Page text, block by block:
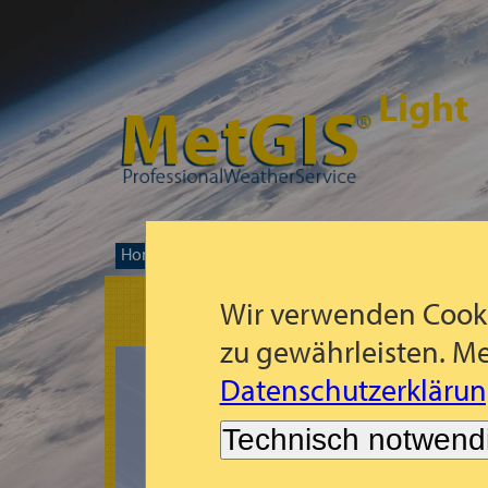
Wir verwenden
zu gewährleisten.
Technisch
Light
Home
Es tut uns leid!